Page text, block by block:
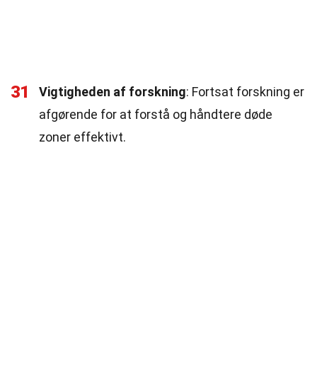
31 Vigtigheden af forskning: Fortsat forskning er
afgørende for at forstå og håndtere døde
zoner effektivt.